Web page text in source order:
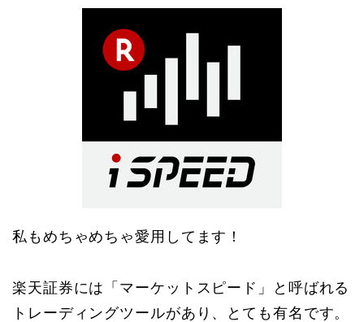
私もめちゃめちゃ愛用してます！
楽天証券には「マーケットスピード」と呼ばれる
トレーディングツールがあり、とても有名です。